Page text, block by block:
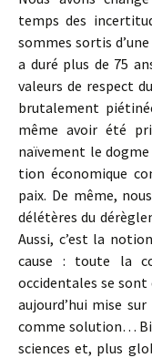
temps des
sommes sortis
a duré plus de 75
valeurs de respect
brutalement
même avoir été
naïvement le
tion économique
paix. De même,
délétères du
Aussi, c’est la
cause : toute la
occidentales se sont
aujourd’hui mise
comme solution…
sciences et, plus